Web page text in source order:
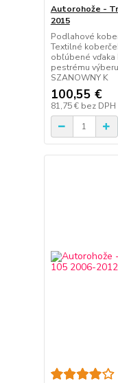
Autorohože -
2015
Podlahové
Textilné
obľúbené
pestrému
SZANOWNY K
100,55 €
81,75 € bez DPH